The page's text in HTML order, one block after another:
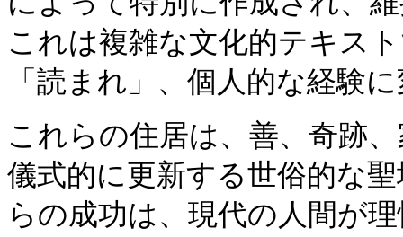
これは複雑な文化的テキス
「読まれ」、個人的な経験
これらの住居は、善、奇跡
儀式的に更新する世俗的な
らの成功は、現代の人間が